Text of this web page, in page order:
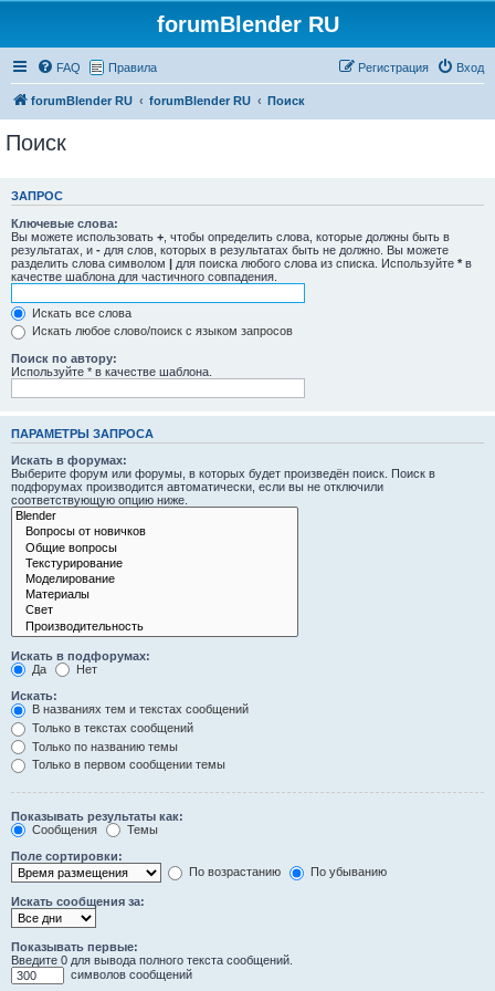
forumBlender RU
FAQ Правила Вход
Регистрация
forumBlender RU forumBlender RU Поиск
Поиск
ЗАПРОС
Ключевые слова:
Вы можете использовать + , чтобы определить слова, которые должны быть в
результатах, и - для слов, которых в результатах быть не должно. Вы можете
разделить слова символом | для поиска любого слова из списка. Используйте * в
качестве шаблона для частичного совпадения.
Искать все слова
Искать любое слово/поиск с языком запросов
Поиск по автору:
Используйте * в качестве шаблона.
ПАРАМЕТРЫ ЗАПРОСА
Искать в форумах:
Выберите форум или форумы, в которых будет произведён поиск. Поиск в
подфорумах производится автоматически, если вы не отключили
соответствующую опцию ниже.
Искать в подфорумах:
Да
Нет
Искать:
В названиях тем и текстах сообщений
Только в текстах сообщений
Только по названию темы
Только в первом сообщении темы
Показывать результаты как:
Сообщения
Темы
Поле сортировки:
По возрастанию
По убыванию
Искать сообщения за:
Показывать первые:
Введите 0 для вывода полного текста сообщений.
символов сообщений